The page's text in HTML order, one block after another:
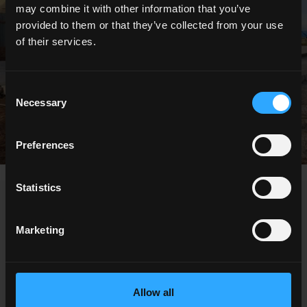
may combine it with other information that you’ve
provided to them or that they’ve collected from your use
of their services.
Selection
Necessary
Preferences
Statistics
Marketing
Allow all
de murs?
Vous cherchez un revendeur ou une solution spécifique pour